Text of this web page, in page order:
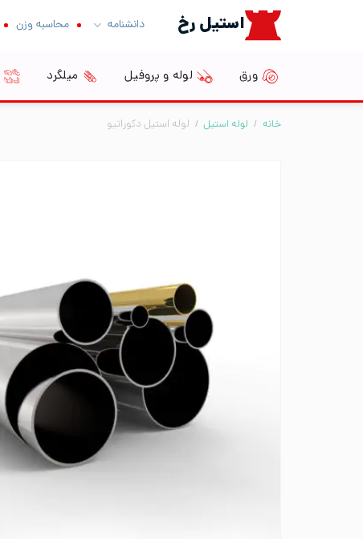
استیل رخ دانشنامه محاسبه وزن
ورق لوله و پروفیل میلگرد
خانه / لوله استیل / لوله استیل دکوراتیو